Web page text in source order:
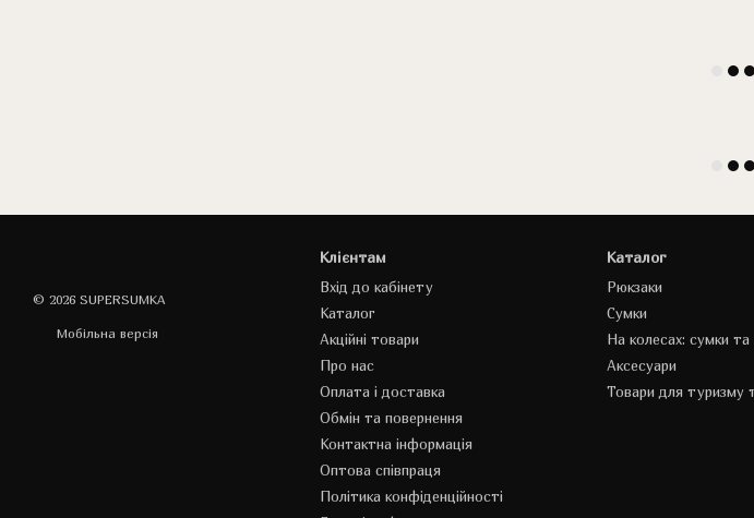
© 2026 SUPERSUMKA
Мобільна версія
Клієнтам
Вхід до кабінету
Каталог
Акційні товари
Про нас
Оплата і доставка
Обмін та повернення
Контактна інформація
Оптова співпраця
Політика конфіденційності
Каталог
Рюкзаки
Сумки
На колесах: сумки та
Аксесуари
Товари для туризму